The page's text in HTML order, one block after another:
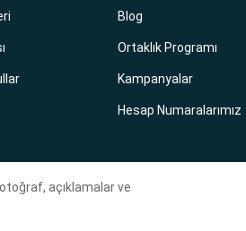
Blog
Ortaklık Programı
Kampanyalar
Hesap Numaralarımız
açıklamalar ve